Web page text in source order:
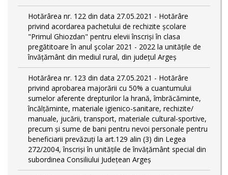
Hotărârea nr. 122 din data 27.05.2021 - Hotărâre
privind acordarea pachetului de rechizite școlare
"Primul Ghiozdan" pentru elevii înscriși în clasa
pregătitoare în anul şcolar 2021 - 2022 la unitățile de
învățământ din mediul rural, din județul Argeș
Hotărârea nr. 123 din data 27.05.2021 - Hotărâre
privind aprobarea majorării cu 50% a cuantumului
sumelor aferente drepturilor la hrană, îmbrăcăminte,
încălțăminte, materiale igienico-sanitare, rechizite/
manuale, jucării, transport, materiale cultural-sportive,
precum și sume de bani pentru nevoi personale pentru
beneficiarii prevăzuți la art.129 alin (3) din Legea
272/2004, înscriși în unitățile de învățământ special din
subordinea Consiliului Județean Argeș